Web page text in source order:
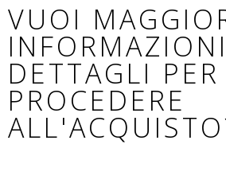
VUOI
DETTAGLI PER
PROCEDERE